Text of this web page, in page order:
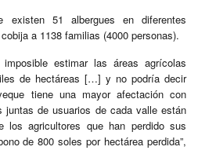
existen 51 albergues en diferentes
a 1138 familias (4000 personas).
estimar las áreas agrícolas
de hectáreas […] y no podría decir
tiene una mayor afectación con
de usuarios de cada valle están
los agricultores que han perdido sus
de 800 soles por hectárea perdida”,